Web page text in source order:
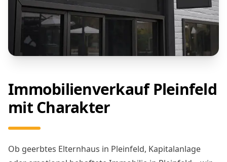
Immobilienverkauf Pleinfeld
mit Charakter
Ob geerbtes Elternhaus in Pleinfeld, Kapitalanlage